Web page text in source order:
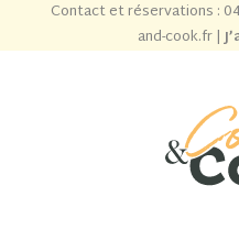
Contact et réservations :
and-cook.fr|